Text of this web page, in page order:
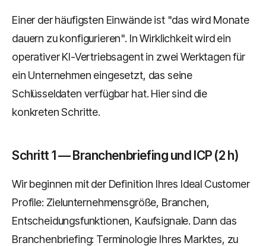
Einer der häufigsten Einwände ist "das wird Monate
dauern zu konfigurieren". In Wirklichkeit wird ein
operativer KI-Vertriebsagent in zwei Werktagen für
ein Unternehmen eingesetzt, das seine
Schlüsseldaten verfügbar hat. Hier sind die
konkreten Schritte.
Schritt 1 — Branchenbriefing und ICP (2 h)
Wir beginnen mit der Definition Ihres Ideal Customer
Profile: Zielunternehmensgröße, Branchen,
Entscheidungsfunktionen, Kaufsignale. Dann das
Branchenbriefing: Terminologie Ihres Marktes, zu